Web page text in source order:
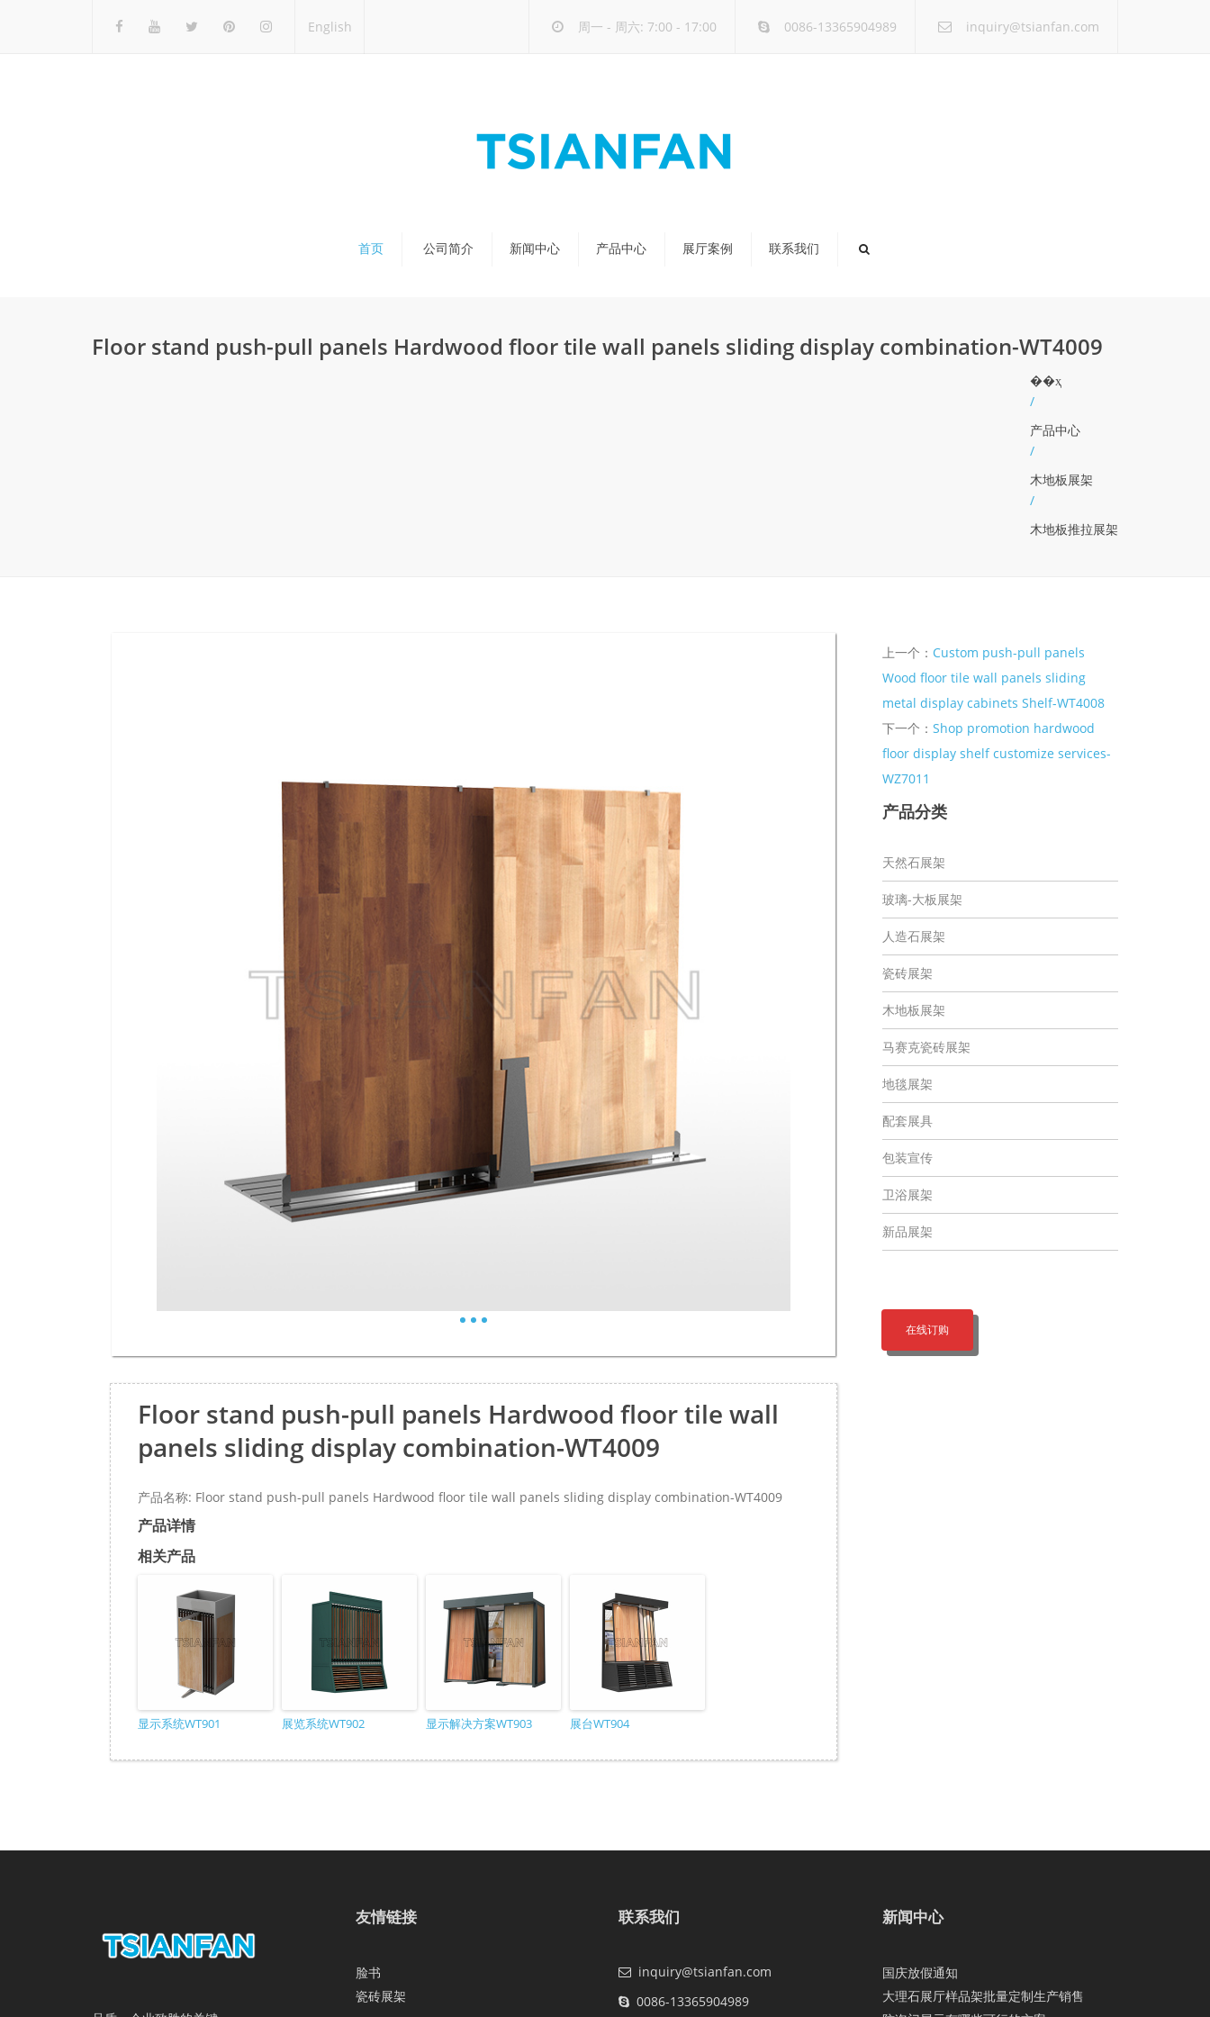
English 周一 - 周六: 7:00 - 17:00 0086-13365904989 inquiry@tsianfan.com
首页 公司简介 新闻中心
行业新闻
产品中心
玻璃-大板展架
展厅案例 联系我们
Floor stand push-pull panels Hardwood floor tile wall panels sliding display combination-WT4009
��ҳ
/
产品中心
/
木地板展架
/
木地板推拉展架
Floor stand push-pull panels Hardwood floor tile wall
panels sliding display combination-WT4009
产品名称: Floor stand push-pull panels Hardwood floor tile wall panels sliding display combination-WT4009
产品详情
相关产品
显示系统WT901 展览系统WT902 显示解决方案WT903 展台WT904
上一个： Custom push-pull panels
Wood floor tile wall panels sliding
metal display cabinets Shelf-WT4008
下一个： Shop promotion hardwood
floor display shelf customize services-
WZ7011
产品分类
天然石展架
玻璃-大板展架
人造石展架
瓷砖展架
木地板展架
马赛克瓷砖展架
地毯展架
配套展具
包装宣传
卫浴展架
新品展架
在线订购
友情链接
脸书
瓷砖展架
联系我们
inquiry@tsianfan.com
0086-13365904989
新闻中心
国庆放假通知
大理石展厅样品架批量定制生产销售